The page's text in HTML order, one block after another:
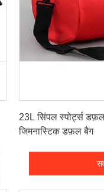
23L सिंपल स्पोर्ट्स
जिमनास्टिक डफ़ल बैग